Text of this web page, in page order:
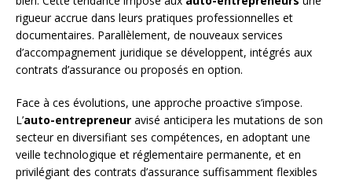
rigueur accrue dans leurs pratiques professionnelles et
documentaires. Parallèlement, de nouveaux services
d’accompagnement juridique se développent, intégrés aux
contrats d’assurance ou proposés en option.
Face à ces évolutions, une approche proactive s’impose.
L’auto-entrepreneur avisé anticipera les mutations de son
secteur en diversifiant ses compétences, en adoptant une
veille technologique et réglementaire permanente, et en
privilégiant des contrats d’assurance suffisamment flexibles